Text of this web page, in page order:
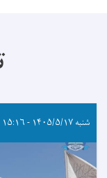
شنبه ۱۴۰۵/۵/۱۷ - ۱۵:۱۶